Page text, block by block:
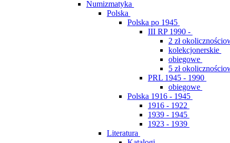
Numizmatyka
Polska
Polska po 1945
III RP 1990 -
2 zł
kolekcjonerskie
obiegowe
5 zł
PRL 1945 - 1990
obiegowe
Polska 1916 - 1945
1916 - 1922
1939 - 1945
1923 - 1939
Literatura